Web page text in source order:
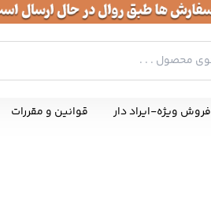
فروش ویژه-ایراد دار قوانین و مقررات